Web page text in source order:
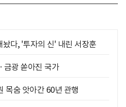
다, '투자의 신' 내린 서장훈
광 쏟아진 국가
목숨 앗아간 60년 관행